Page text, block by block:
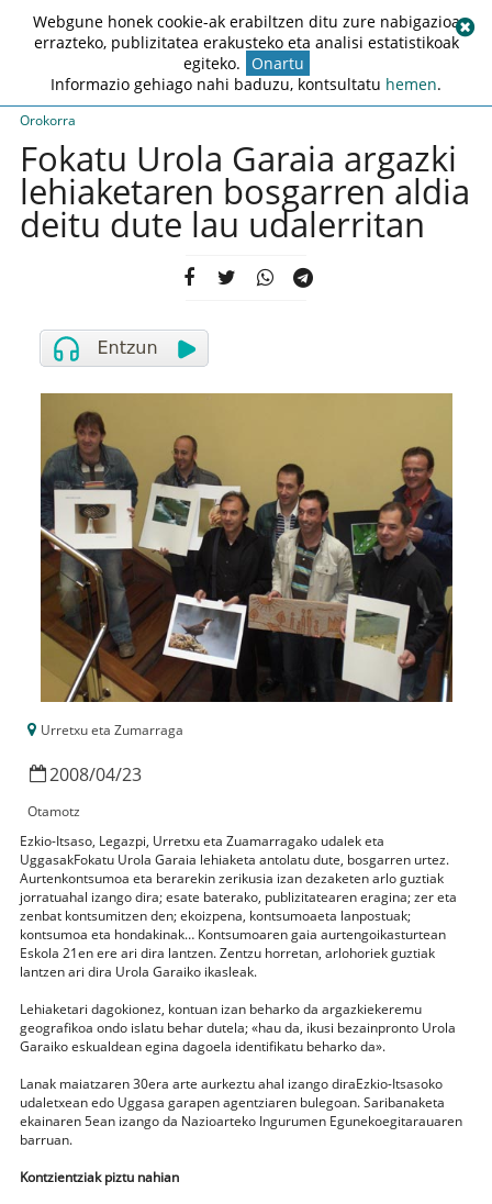
Orokorra
Fokatu Urola Garaia argazki
lehiaketaren bosgarren aldia
deitu dute lau udalerritan
Urretxu eta Zumarraga
2008/04/23
Otamotz
Ezkio-Itsaso, Legazpi, Urretxu eta Zuamarragako udalek eta
UggasakFokatu Urola Garaia lehiaketa antolatu dute, bosgarren urtez.
Aurtenkontsumoa eta berarekin zerikusia izan dezaketen arlo guztiak
jorratuahal izango dira; esate baterako, publizitatearen eragina; zer eta
zenbat kontsumitzen den; ekoizpena, kontsumoaeta lanpostuak;
kontsumoa eta hondakinak… Kontsumoaren gaia aurtengoikasturtean
Eskola 21en ere ari dira lantzen. Zentzu horretan, arlohoriek guztiak
lantzen ari dira Urola Garaiko ikasleak.
Lehiaketari dagokionez, kontuan izan beharko da argazkiekeremu
geografikoa ondo islatu behar dutela; «hau da, ikusi bezainpronto Urola
Garaiko eskualdean egina dagoela identifikatu beharko da».
Lanak maiatzaren 30era arte aurkeztu ahal izango diraEzkio-Itsasoko
udaletxean edo Uggasa garapen agentziaren bulegoan. Saribanaketa
ekainaren 5ean izango da Nazioarteko Ingurumen Egunekoegitarauaren
barruan.
Kontzientziak piztu nahian
Webgune honek cookie-ak erabiltzen ditu zure nabigazioa
errazteko, publizitatea erakusteko eta analisi estatistikoak
egiteko. Onartu
Informazio gehiago nahi baduzu, kontsultatu hemen.